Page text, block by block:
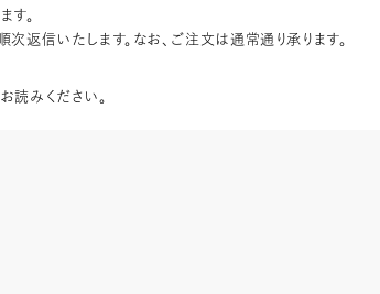
す。
返信いたします。なお、ご注文は通常通り承ります。
お読みください。